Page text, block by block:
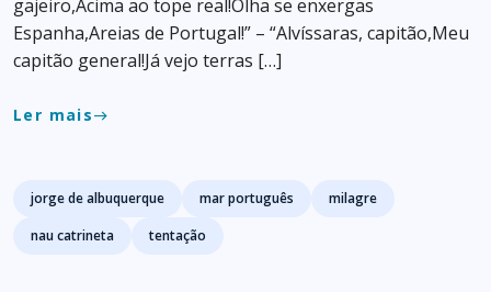
gajeiro,Acima ao tope real!Olha se enxergas
Espanha,Areias de Portugal!” – “Alvíssaras, capitão,Meu
capitão general!Já vejo terras […]
Ler maiseast
Tags
jorge de albuquerque mar português
milagre
nau catrineta
tentação